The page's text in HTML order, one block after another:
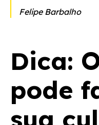
Felipe Barbalho
Dica:
pode
sua